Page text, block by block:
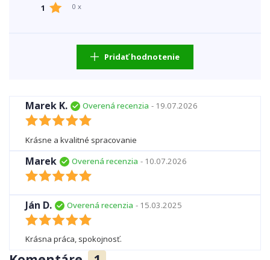
Pridať hodnotenie
1 0 x
Marek K. Overená recenzia - 19.07.2026
Krásne a kvalitné spracovanie
Marek Overená recenzia - 10.07.2026
Ján D. Overená recenzia - 15.03.2025
Krásna práca, spokojnosť.